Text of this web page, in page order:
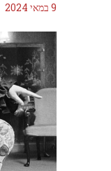
9 במאי 2024